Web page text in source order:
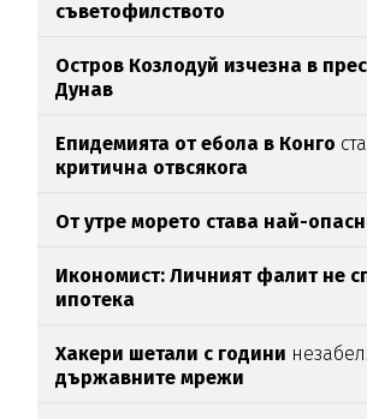
съветофилството
Остров Козлодуй изчезна в
Дунав
Епидемията от ебола в Конго
критична отвсякога
От утре морето става най-
Икономист: Личният фалит не
ипотека
Хакери шетали с години
държавните мрежи